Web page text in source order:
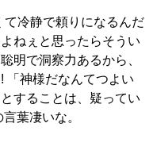
て冷静で頼りになるんだ
ねぇと思ったらそうい
明で洞察力あるから、
「神様だなんてつよい
することは、疑ってい
葉凄いな。